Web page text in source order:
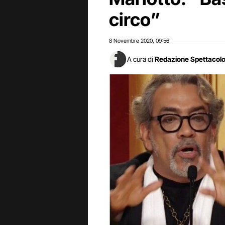
circo”
8 Novembre 2020 09:56
A cura di Redazione Spettacolo